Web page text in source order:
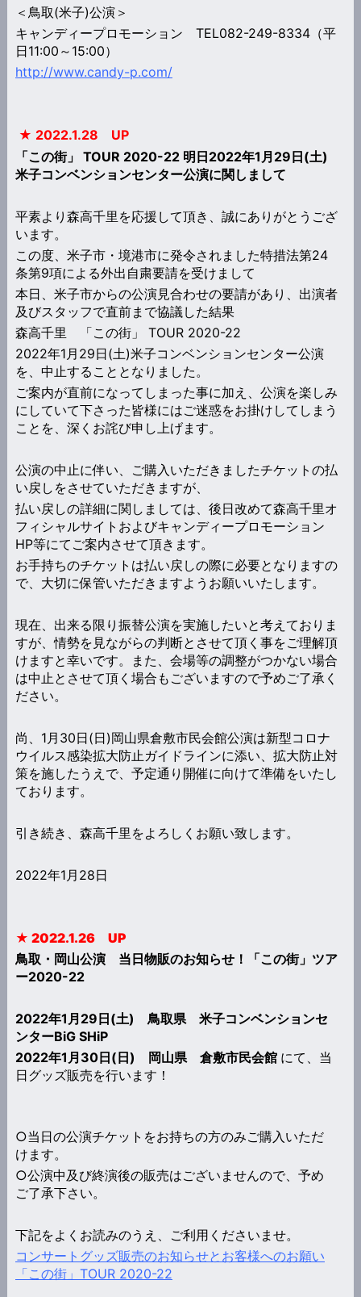
＜鳥取(米子)公演＞
キャンディープロモーション TEL082-249-8334（平
日11:00～15:00）
http://www.candy-p.com/
★ 2022.1.28 UP
「この街」 TOUR 2020-22 明日2022年1月29日(土)
米子コンベンションセンター公演に関しまして
平素より森高千里を応援して頂き、誠にありがとうござ
います。
この度、米子市・境港市に発令されました特措法第24
条第9項による外出自粛要請を受けまして
本日、米子市からの公演見合わせの要請があり、出演者
及びスタッフで直前まで協議した結果
森高千里 「この街」 TOUR 2020-22
2022年1月29日(土)米子コンベンションセンター公演
を、中止することとなりました。
ご案内が直前になってしまった事に加え、公演を楽しみ
にしていて下さった皆様にはご迷惑をお掛けしてしまう
ことを、深くお詫び申し上げます。
公演の中止に伴い、ご購入いただきましたチケットの払
い戻しをさせていただきますが、
払い戻しの詳細に関しましては、後日改めて森高千里オ
フィシャルサイトおよびキャンディープロモーション
HP等にてご案内させて頂きます。
お手持ちのチケットは払い戻しの際に必要となりますの
で、大切に保管いただきますようお願いいたします。
現在、出来る限り振替公演を実施したいと考えておりま
すが、情勢を見ながらの判断とさせて頂く事をご理解頂
けますと幸いです。また、会場等の調整がつかない場合
は中止とさせて頂く場合もございますので予めご了承く
ださい。
尚、1月30日(日)岡山県倉敷市民会館公演は新型コロナ
ウイルス感染拡大防止ガイドラインに添い、拡大防止対
策を施したうえで、予定通り開催に向けて準備をいたし
ております。
引き続き、森高千里をよろしくお願い致します。
2022年1月28日
★ 2022.1.26 UP
鳥取・岡山公演 当日物販のお知らせ！「この街」ツア
ー2020-22
2022年1月29日(土) 鳥取県 米子コンベンションセ
ンターBiG SHiP
2022年1月30日(日) 岡山県 倉敷市民会館 にて、当
日グッズ販売を行います！
○当日の公演チケットをお持ちの方のみご購入いただ
けます。
○公演中及び終演後の販売はございませんので、予め
ご了承下さい。
下記をよくお読みのうえ、ご利用くださいませ。
コンサートグッズ販売のお知らせとお客様へのお願い
「この街」TOUR 2020-22